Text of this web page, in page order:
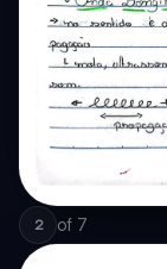
2 of 7